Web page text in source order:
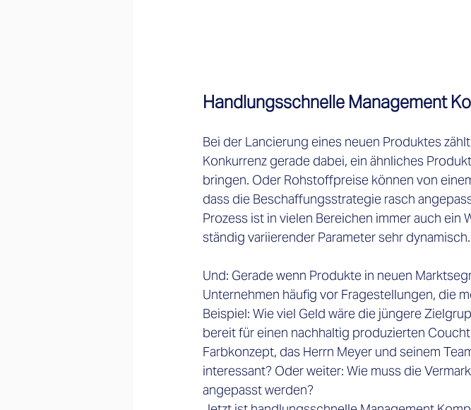
Handlungsschnelle Management
Bei der Lancierung eines neuen Produktes
Konkurrenz gerade dabei, ein ähnliches
bringen. Oder Rohstoffpreise können von
dass die Beschaffungsstrategie rasch
Prozess ist in vielen Bereichen immer auch ein
ständig variierender Parameter sehr dynamisch.
Und: Gerade wenn Produkte in neuen
Unternehmen häufig vor Fragestellungen, die
Beispiel: Wie viel Geld wäre die jüngere
bereit für einen nachhaltig produzierten
Farbkonzept, das Herrn Meyer und seinem
interessant? Oder weiter: Wie muss die
angepasst werden?